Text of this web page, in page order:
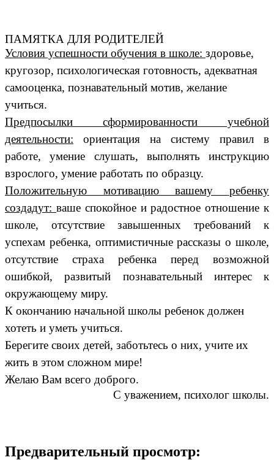
ПАМЯТКА ДЛЯ РОДИТЕЛЕЙ
Условия успешности обучения в школе: здоровье,
кругозор, психологическая готовность, адекватная
самооценка, познавательный мотив, желание
учиться.
Предпосылки сформированности учебной
деятельности: ориентация на систему правил в
работе, умение слушать, выполнять инструкцию
взрослого, умение работать по образцу.
Положительную мотивацию вашему ребенку
создадут: ваше спокойное и радостное отношение к
школе, отсутствие завышенных требований к
успехам ребенка, оптимистичные рассказы о школе,
отсутствие страха ребенка перед возможной
ошибкой, развитый познавательный интерес к
окружающему миру.
К окончанию начальной школы ребенок должен
хотеть и уметь учиться.
Берегите своих детей, заботьтесь о них, учите их
жить в этом сложном мире!
Желаю Вам всего доброго.
С уважением, психолог школы.
Предварительный просмотр: